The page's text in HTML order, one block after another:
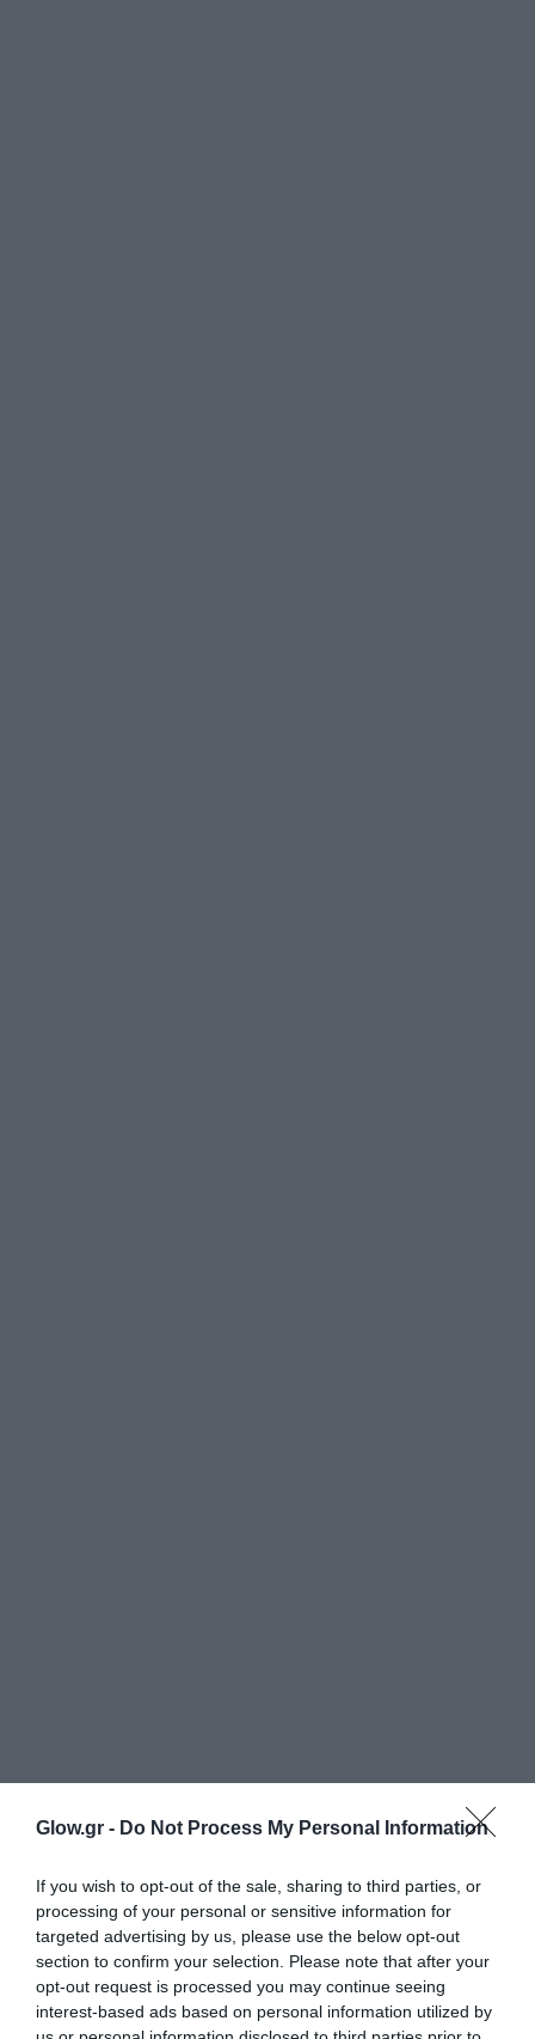
Glow.gr - Do Not Process My Personal Information
If you wish to opt-out of the sale, sharing to third parties, or
processing of your personal or sensitive information for
targeted advertising by us, please use the below opt-out
section to confirm your selection. Please note that after your
opt-out request is processed you may continue seeing
interest-based ads based on personal information utilized by